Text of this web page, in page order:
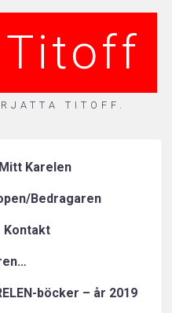
TITOFF.
Mitt Karelen
Bedragaren
Kontakt
böcker – år 2019